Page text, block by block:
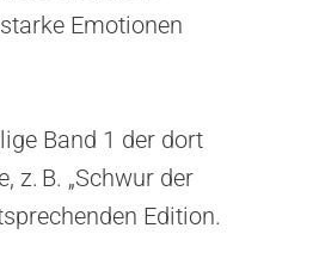
Emotionen
Band 1 der dort
z. B. „Schwur der
Edition.